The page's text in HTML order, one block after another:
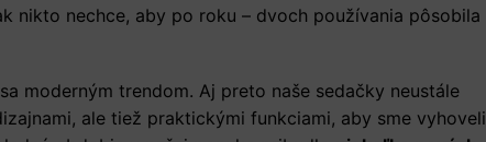
nikto nechce, aby po roku – dvoch používania pôsobila
moderným trendom. Aj preto naše sedačky neustále
ale tiež praktickými funkciami, aby sme vyhoveli